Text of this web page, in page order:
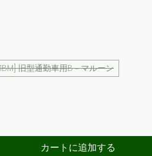
旧型通勤車用B－マルーン
カートに追加する